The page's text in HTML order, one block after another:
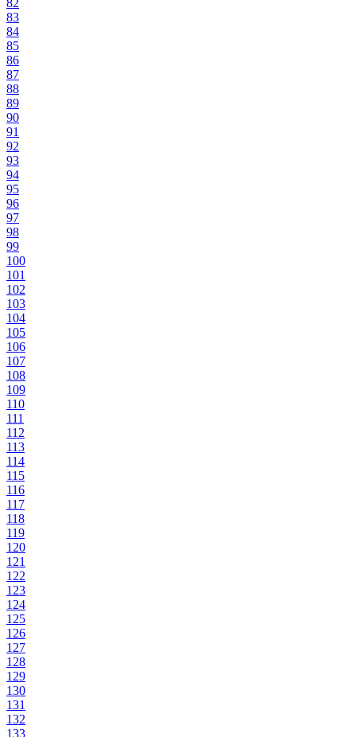
83
84
85
86
87
88
89
90
91
92
93
94
95
96
97
98
99
100
101
102
103
104
105
106
107
108
109
110
111
112
113
114
115
116
117
118
119
120
121
122
123
124
125
126
127
128
129
130
131
132
133